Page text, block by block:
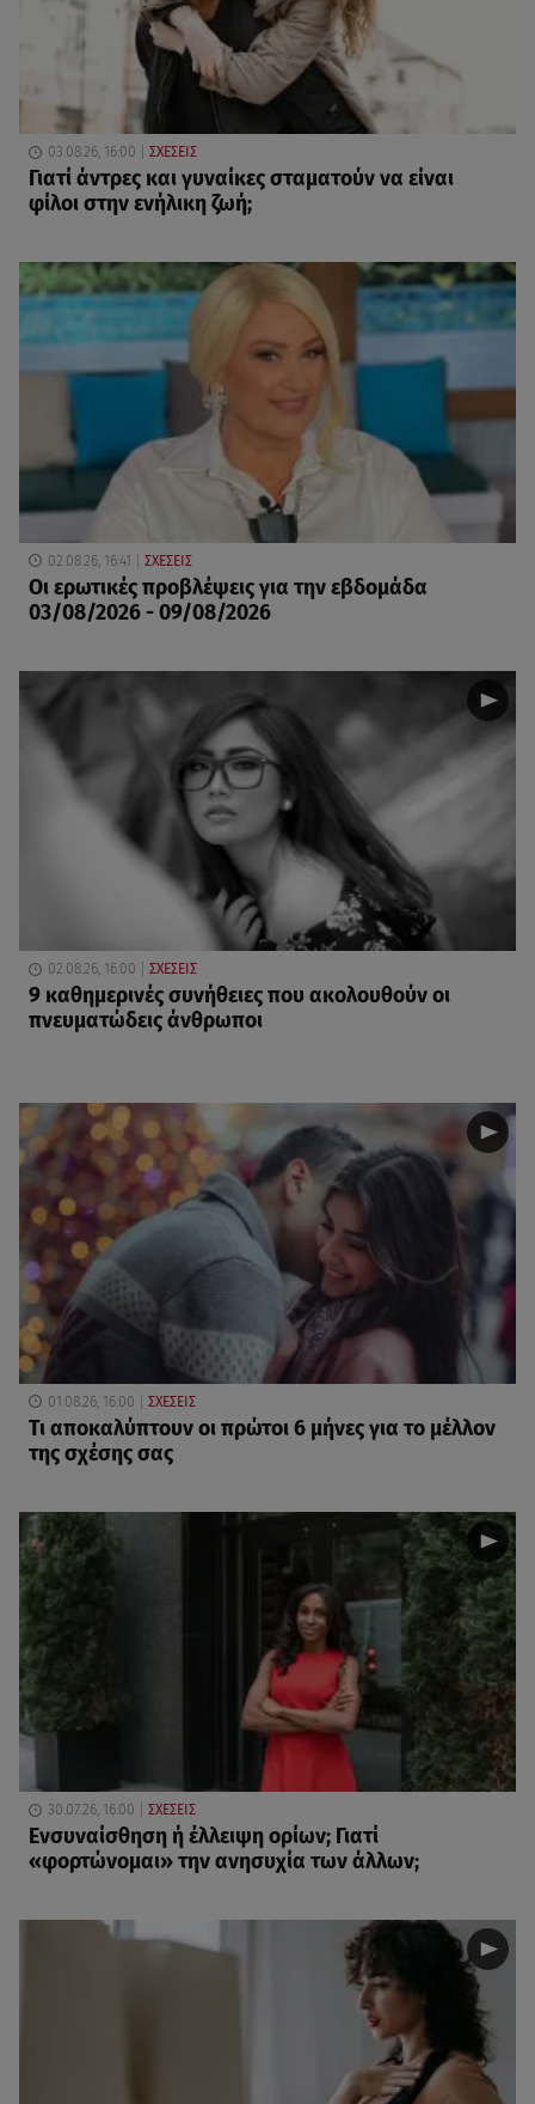
03.08.26, 16:00 ΣΧΕΣΕΙΣ
Γιατί άντρες και γυναίκες σταματούν να είναι
φίλοι στην ενήλικη ζωή;
02.08.26, 16:41 ΣΧΕΣΕΙΣ
Οι ερωτικές προβλέψεις για την εβδομάδα
03/08/2026 - 09/08/2026
02.08.26, 16:00 ΣΧΕΣΕΙΣ
9 καθημερινές συνήθειες που ακολουθούν οι
πνευματώδεις άνθρωποι
01.08.26, 16:00 ΣΧΕΣΕΙΣ
Τι αποκαλύπτουν οι πρώτοι 6 μήνες για το μέλλον
της σχέσης σας
30.07.26, 16:00 ΣΧΕΣΕΙΣ
Eνσυναίσθηση ή έλλειψη ορίων; Γιατί
«φορτώνομαι» την ανησυχία των άλλων;